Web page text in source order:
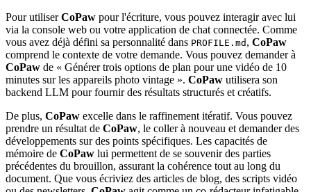
Pour utiliserCoPaw pour l'écriture, vous pouvez interagir avec lui
via la console web ou votre application de chat connectée. Comme
vous avez déjà défini sa personnalité dans PROFILE.md , CoPaw
comprend le contexte de votre demande. Vous pouvez demander à
CoPaw de « Générer trois options de plan pour une vidéo de 10
minutes sur les appareils photo vintage ». CoPaw utilisera son
backend LLM pour fournir des résultats structurés et créatifs.
De plus, CoPaw excelle dans le raffinement itératif. Vous pouvez
prendre un résultat de CoPaw, le coller à nouveau et demander des
développements sur des points spécifiques. Les capacités de
mémoire de CoPaw lui permettent de se souvenir des parties
précédentes du brouillon, assurant la cohérence tout au long du
document. Que vous écriviez des articles de blog, des scripts vidéo